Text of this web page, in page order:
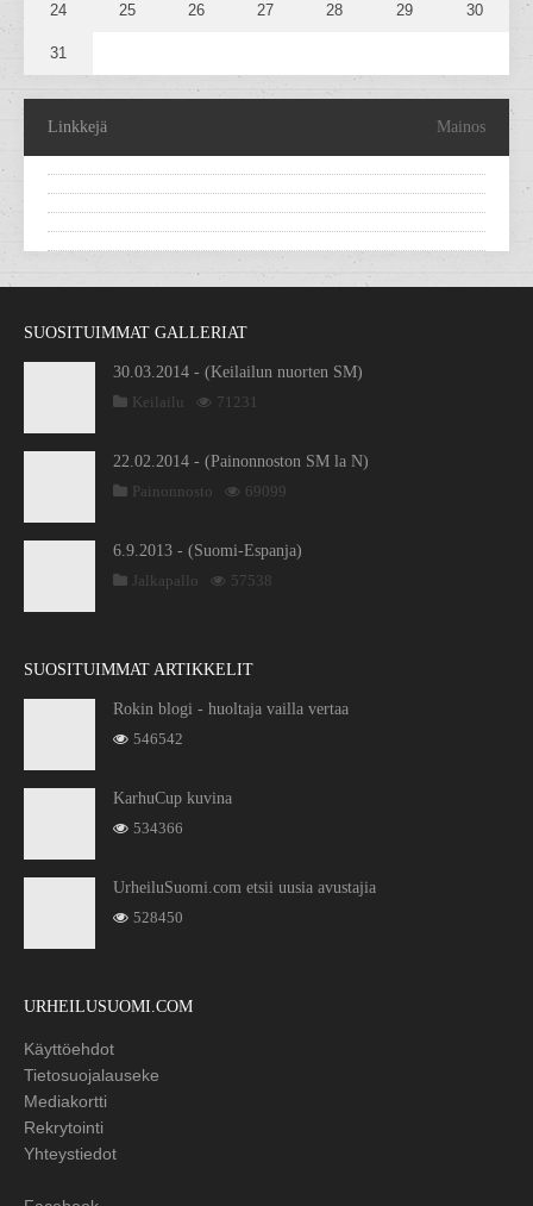
24 25 26 27 28 29 30
31
Linkkejä Mainos
SUOSITUIMMAT GALLERIAT
30.03.2014 - (Keilailun nuorten SM)
Keilailu
71231
22.02.2014 - (Painonnoston SM la N)
Painonnosto
69099
6.9.2013 - (Suomi-Espanja)
Jalkapallo
57538
SUOSITUIMMAT ARTIKKELIT
Rokin blogi - huoltaja vailla vertaa
546542
KarhuCup kuvina
534366
UrheiluSuomi.com etsii uusia avustajia
528450
URHEILUSUOMI.COM
Käyttöehdot
Tietosuojalauseke
Mediakortti
Rekrytointi
Yhteystiedot